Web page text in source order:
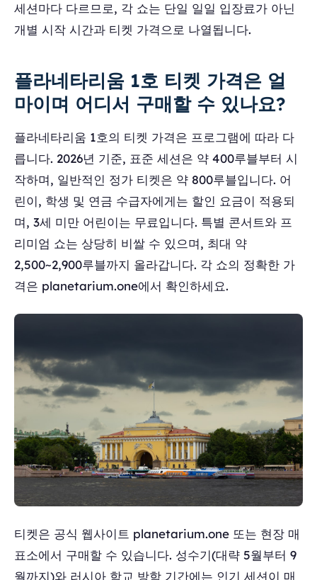
세션마다 다르므로, 각 쇼는 단일 일일 입장료가 아닌
개별 시작 시간과 티켓 가격으로 나열됩니다.
플라네타리움 1호 티켓 가격은 얼
마이며 어디서 구매할 수 있나요?
플라네타리움 1호의 티켓 가격은 프로그램에 따라 다
릅니다. 2026년 기준, 표준 세션은 약 400루블부터 시
작하며, 일반적인 정가 티켓은 약 800루블입니다. 어
린이, 학생 및 연금 수급자에게는 할인 요금이 적용되
며, 3세 미만 어린이는 무료입니다. 특별 콘서트와 프
리미엄 쇼는 상당히 비쌀 수 있으며, 최대 약
2,500~2,900루블까지 올라갑니다. 각 쇼의 정확한 가
격은 planetarium.one에서 확인하세요.
티켓은 공식 웹사이트 planetarium.one 또는 현장 매
표소에서 구매할 수 있습니다. 성수기(대략 5월부터 9
월까지)와 러시아 학교 방학 기간에는 인기 세션이 매